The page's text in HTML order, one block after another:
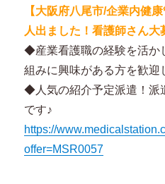
【大阪府八尾市/企業内健
人出ました！看護師さん大
◆産業看護職の経験を活か
組みに興味がある方を歓迎
◆人気の紹介予定派遣！派
です♪
https://
offer=MSR0057